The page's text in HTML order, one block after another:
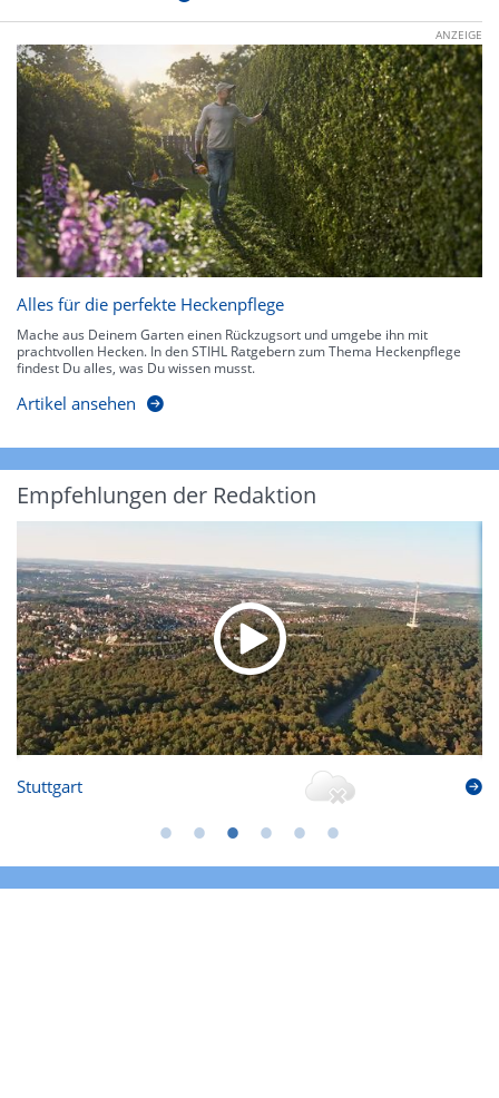
ANZEIGE
Alles für die perfekte Heckenpflege
Mache aus Deinem Garten einen Rückzugsort und umgebe ihn mit
prachtvollen Hecken. In den STIHL Ratgebern zum Thema Heckenpflege
findest Du alles, was Du wissen musst.
Artikel ansehen
Empfehlungen der Redaktion
Stuttgart